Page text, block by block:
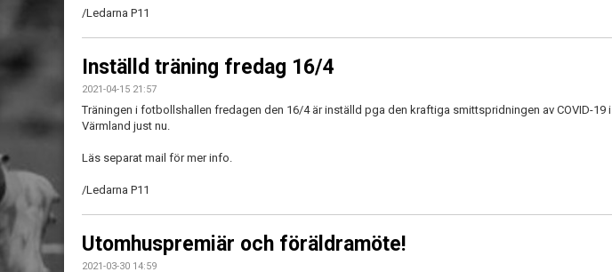
/Ledarna P11
Inställd träning fredag 16/4
2021-04-15 21:57
Träningen i fotbollshallen fredagen den 16/4 är inställd pga den kraftiga smittspridningen av COVID-19 i
Värmland just nu.
Läs separat mail för mer info.
/Ledarna P11
Utomhuspremiär och föräldramöte!
2021-03-30 14:59